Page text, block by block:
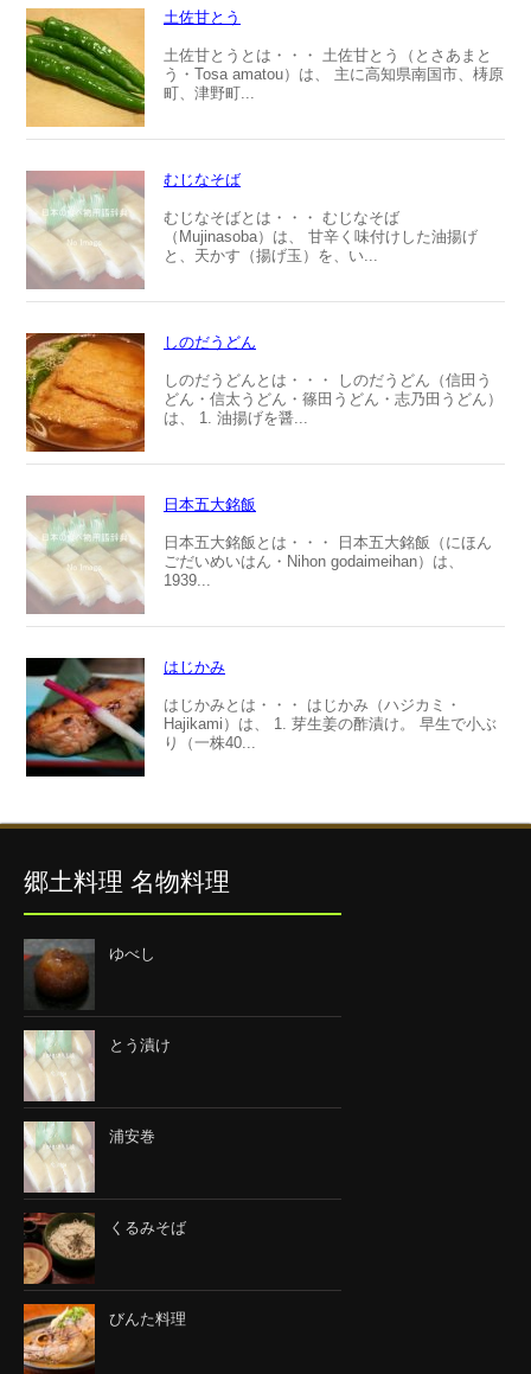
土佐甘とう
土佐甘とうとは・・・ 土佐甘とう（とさあまと
う・Tosa amatou）は、 主に高知県南国市、梼原
町、津野町...
むじなそば
むじなそばとは・・・ むじなそば
（Mujinasoba）は、 甘辛く味付けした油揚げ
と、天かす（揚げ玉）を、い...
しのだうどん
しのだうどんとは・・・ しのだうどん（信田う
どん・信太うどん・篠田うどん・志乃田うどん）
は、 1. 油揚げを醤...
日本五大銘飯
日本五大銘飯とは・・・ 日本五大銘飯（にほん
ごだいめいはん・Nihon godaimeihan）は、
1939...
はじかみ
はじかみとは・・・ はじかみ（ハジカミ・
Hajikami）は、 1. 芽生姜の酢漬け。 早生で小ぶ
り（一株40...
郷土料理 名物料理
ゆべし
とう漬け
浦安巻
くるみそば
びんた料理